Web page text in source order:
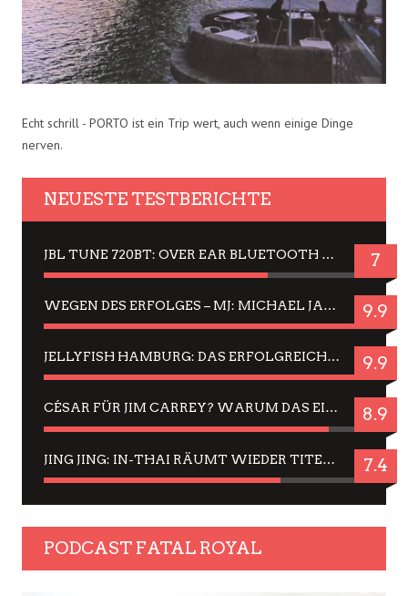
Echt schrill - PORTO ist ein Trip wert, auch wenn einige Dinge
nerven.
NEUESTE TESTBERICHTE
JBL TUNE 720BT: OVER EAR BLUETOOTH KOPFHÖRER UM DIE 50,-€ IM DAUER-TEST 7
WEGEN DES ERFOLGES – MJ: MICHAEL JACKSON MUSICAL IN EINER MATINEE SEHEN 9.9
JELLYFISH HAMBURG: DAS ERFOLGREICHE SOMMER-MENÜ 2025 IN GEFÜHLEN UND BILDERN 9.9
CÉSAR FÜR JIM CARREY? WARUM DAS EINER DER NERVIGSTEN ACTORS IST UND BLEIBT 8.9
JING JING: IN-THAI RÄUMT WIEDER TITEL AB – EIN ZWEI-STUNDEN-ERLEBNISBERICHT 7.4
PODCAST FATAL ROYAL